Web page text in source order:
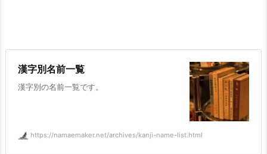
漢字別名前一覧
漢字別の名前一覧です。
https://namaemaker.net/archives/kanji-name-list.html